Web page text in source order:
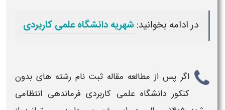
در ادامه بخوانید:شهریه دانشگاه علمی کاربردی
اگر پس از مطالعه مقاله ثبت نام رشته های بدون
کنکور دانشگاه علمی کاربردی فرماندهی انتظامی